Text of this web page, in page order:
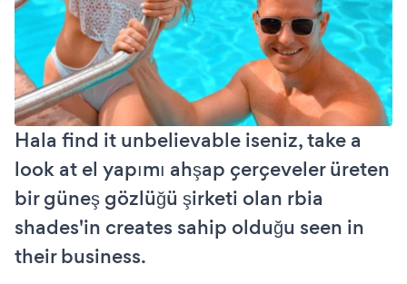
Hala find it unbelievable iseniz, take a
look at el yapımı ahşap çerçeveler üreten
bir güneş gözlüğü şirketi olan rbia
shades'in creates sahip olduğu seen in
their business.